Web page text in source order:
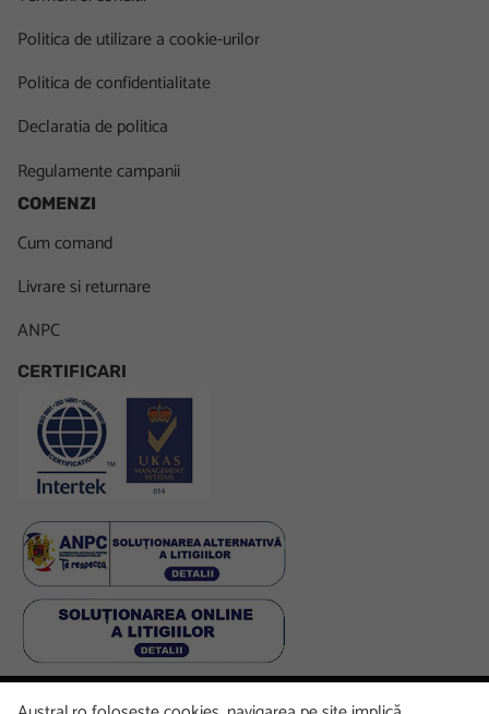
Politica de utilizare a cookie-urilor
Politica de confidentialitate
Declaratia de politica
Regulamente campanii
COMENZI
Cum comand
Livrare si returnare
ANPC
CERTIFICARI